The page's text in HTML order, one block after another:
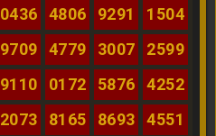
0436 4806 9291
1504
9709 4779 3007
2599
9110 0172 5876
4252
2073 8165 8693
4551